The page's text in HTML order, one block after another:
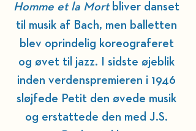
Homme et la Mort bliver danset
til musik af Bach, men balletten
blev oprindelig koreograferet
og øvet til jazz. I sidste øjeblik
inden verdenspremieren i 1946
sløjfede Petit den øvede musik
og erstattede den med J.S.